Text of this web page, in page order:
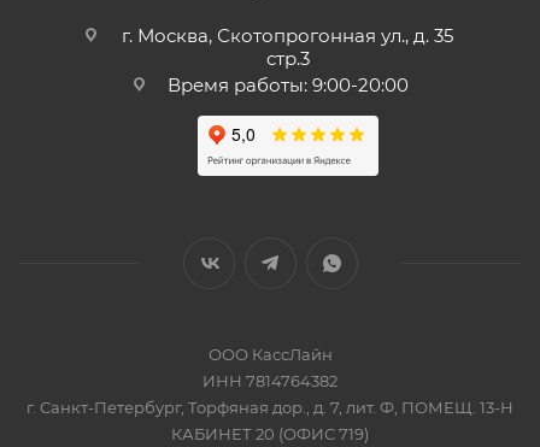
г. Москва, Скотопрогонная ул., д. 35
стр.3
Время работы: 9:00-20:00
ООО КассЛайн
ИНН 7814764382
г. Санкт-Петербург, Торфяная дор., д. 7, лит. Ф, ПОМЕЩ. 13-Н
КАБИНЕТ 20 (ОФИС 719)